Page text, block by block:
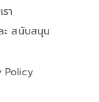
า
สนับสนุน
Policy